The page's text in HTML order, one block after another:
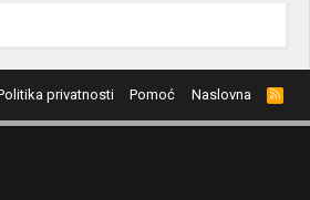
privatnosti Pomoć Naslovna
R
S
S